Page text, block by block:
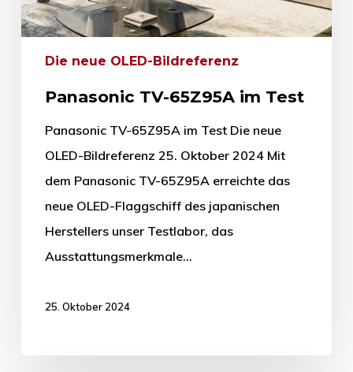
Die neue OLED-Bildreferenz
Panasonic TV-65Z95A im Test
Panasonic TV-65Z95A im Test Die neue
OLED-Bildreferenz 25. Oktober 2024 Mit
dem Panasonic TV-65Z95A erreichte das
neue OLED-Flaggschiff des japanischen
Herstellers unser Testlabor, das
Ausstattungsmerkmale…
25. Oktober 2024